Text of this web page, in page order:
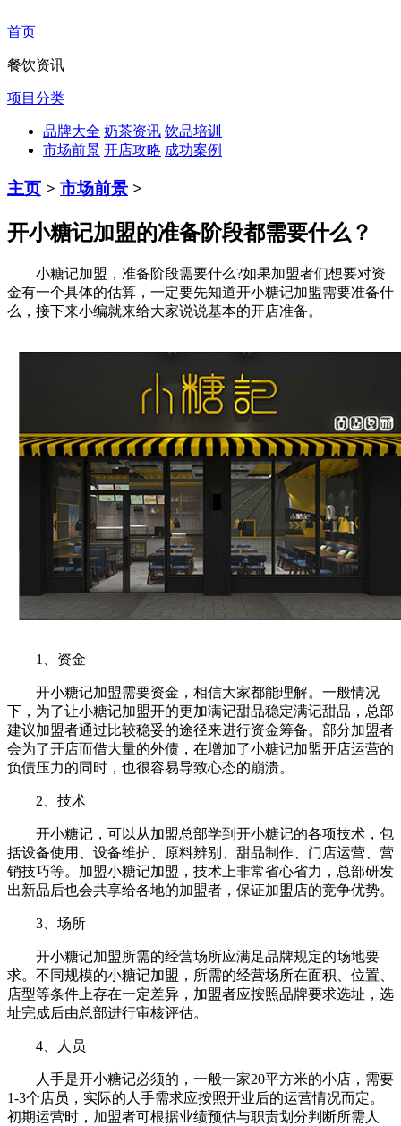
首页
餐饮资讯
项目分类
品牌大全 奶茶资讯 饮品培训
市场前景 开店攻略 成功案例
主页 > 市场前景 >
开小糖记加盟的准备阶段都需要什么？
小糖记加盟，准备阶段需要什么?如果加盟者们想要对资
金有一个具体的估算，一定要先知道开小糖记加盟需要准备什
么，接下来小编就来给大家说说基本的开店准备。
1、资金
开小糖记加盟需要资金，相信大家都能理解。一般情况
下，为了让小糖记加盟开的更加满记甜品稳定满记甜品，总部
建议加盟者通过比较稳妥的途径来进行资金筹备。部分加盟者
会为了开店而借大量的外债，在增加了小糖记加盟开店运营的
负债压力的同时，也很容易导致心态的崩溃。
2、技术
开小糖记，可以从加盟总部学到开小糖记的各项技术，包
括设备使用、设备维护、原料辨别、甜品制作、门店运营、营
销技巧等。加盟小糖记加盟，技术上非常省心省力，总部研发
出新品后也会共享给各地的加盟者，保证加盟店的竞争优势。
3、场所
开小糖记加盟所需的经营场所应满足品牌规定的场地要
求。不同规模的小糖记加盟，所需的经营场所在面积、位置、
店型等条件上存在一定差异，加盟者应按照品牌要求选址，选
址完成后由总部进行审核评估。
4、人员
人手是开小糖记必须的，一般一家20平方米的小店，需要
1-3个店员，实际的人手需求应按照开业后的运营情况而定。
初期运营时，加盟者可根据业绩预估与职责划分判断所需人